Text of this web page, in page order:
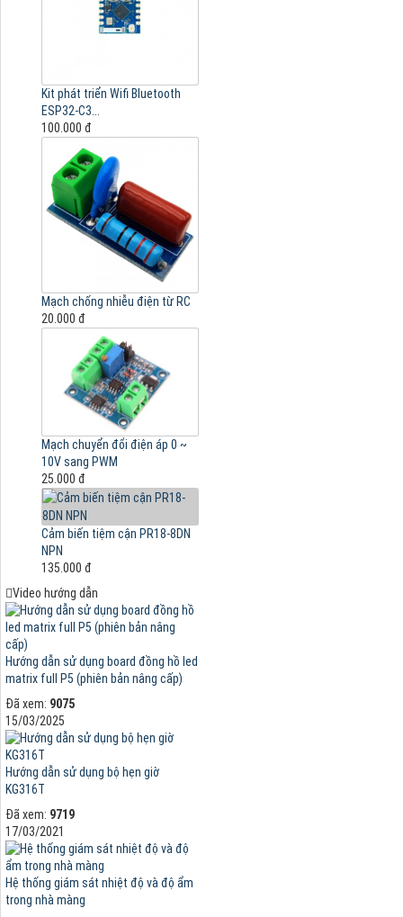
Kit phát triển Wifi Bluetooth
ESP32-C3...
100.000 đ
Mạch chống nhiễu điện từ RC
20.000 đ
Mạch chuyển đổi điện áp 0 ~
10V sang PWM
25.000 đ
Cảm biến tiệm cận PR18-8DN
NPN
135.000 đ
Video hướng dẫn
Hướng dẫn sử dụng board đồng hồ led
matrix full P5 (phiên bản nâng cấp)
Đã xem: 9075
15/03/2025
Hướng dẫn sử dụng bộ hẹn giờ
KG316T
Đã xem: 9719
17/03/2021
Hệ thống giám sát nhiệt độ và độ ẩm
trong nhà màng